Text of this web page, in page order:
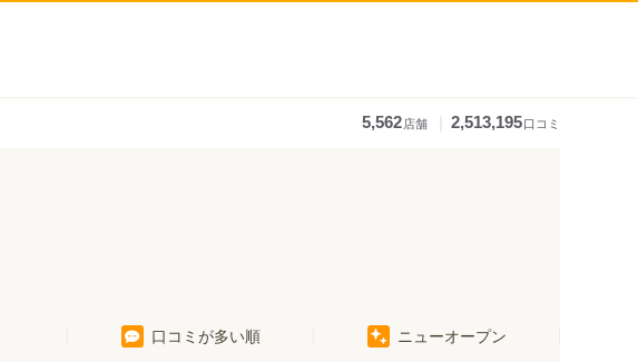
5,562店舗 2,513,195口コミ
口コミが多い順 ニューオープン